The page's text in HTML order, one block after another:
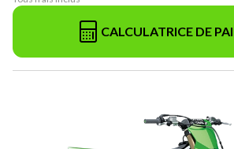
CALCULATRICE DE